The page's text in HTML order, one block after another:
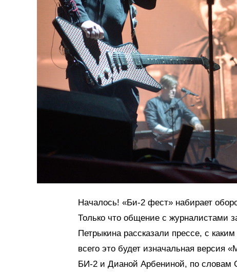
Началось! «Би-2 фест» набирает
Только что общение с журналистами
Петрыкина рассказали прессе, с
всего это будет изначальная версия
БИ-2 и Дианой Арбениной, по словам